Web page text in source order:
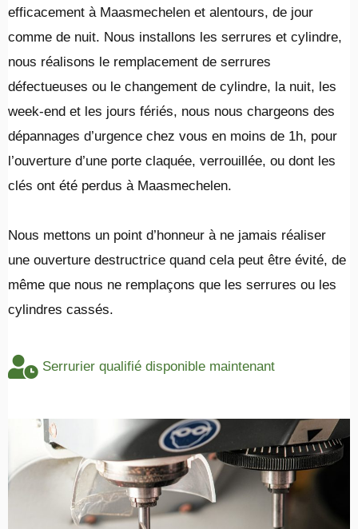
efficacement à Maasmechelen et alentours, de jour
comme de nuit. Nous installons les serrures et cylindre,
nous réalisons le remplacement de serrures
défectueuses ou le changement de cylindre, la nuit, les
week-end et les jours fériés, nous nous chargeons des
dépannages d’urgence chez vous en moins de 1h, pour
l’ouverture d’une porte claquée, verrouillée, ou dont les
clés ont été perdus à Maasmechelen.
​Nous mettons un point d’honneur à ne jamais réaliser
une ouverture destructrice quand cela peut être évité, de
même que nous ne remplaçons que les serrures ou les
cylindres cassés.
Serrurier qualifié disponible maintenant